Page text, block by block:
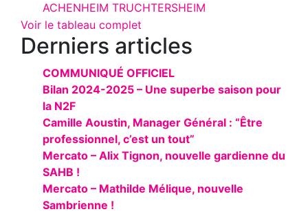
ACHENHEIM TRUCHTERSHEIM
Voir le tableau complet
Derniers articles
COMMUNIQUÉ OFFICIEL
Bilan 2024-2025 – Une superbe saison pour
la N2F
Camille Aoustin, Manager Général : “Être
professionnel, c’est un tout”
Mercato – Alix Tignon, nouvelle gardienne du
SAHB !
Mercato – Mathilde Mélique, nouvelle
Sambrienne !